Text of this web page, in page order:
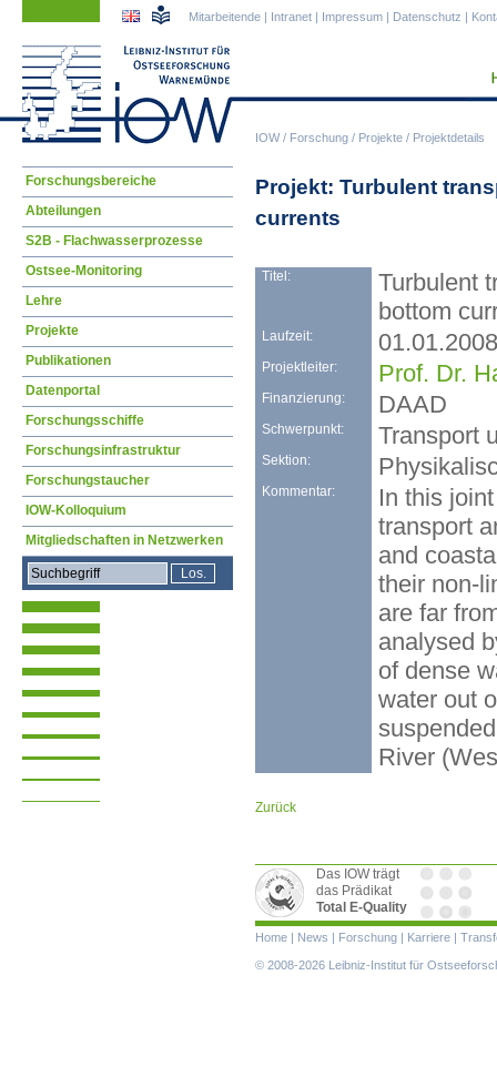
IOW/ Forschung / Projekte / Projektdetails
Mitarbeitende | Intranet | Impressum | Datenschutz |
Projekt: Turbulent
currents
Titel:
Turbulent
bottom
Laufzeit:
Projektleiter: Prof. Dr.
Finanzierung: DAAD
Schwerpunkt: Transport
Sektion:
Kommentar:
In this
transport
and
their non-
are far
analysed
of dense
water out
River
Zurück
Navigation
überspringen
Forschungsbereiche
Abteilungen
S2B - Flachwasserprozesse
Ostsee-Monitoring
Lehre
Projekte
Publikationen
Datenportal
Forschungsschiffe
Forschungsinfrastruktur
Forschungstaucher
IOW-Kolloquium
Mitgliedschaften in Netzwerken
Das IOW trägt
das Prädikat
Total E-Quality
Navigation
überspringen
Home | News | Forschung | Karriere |
© 2008-2026 Leibniz-Institut für